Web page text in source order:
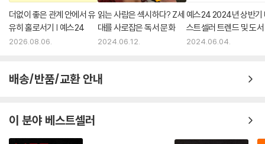
더없이 좋은 관계 안에서 유
유히 홀로서기 | 예스24
2026.08.06.
읽는 사람은 섹시하다? Z세
대를 사로잡은 독서 문화
2024.06.12.
예스24 2024년 상반기
스트셀러 트렌드 및 도
매 동향
2024.06.04.
배송/반품/교환 안내
이 분야 베스트셀러